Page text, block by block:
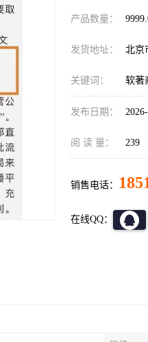
产品数量：
发货地址： 北京
关键词： 软著
发布日期：
阅 读 量： 239
销售电话：
在线QQ：